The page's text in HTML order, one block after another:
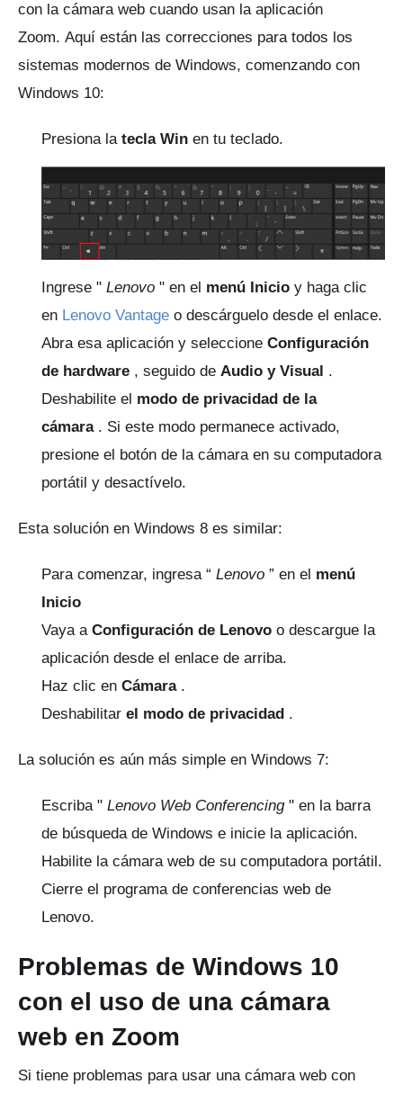
con la cámara web cuando usan la aplicación
Zoom. Aquí están las correcciones para todos los
sistemas modernos de Windows, comenzando con
Windows 10:
Presiona la tecla Win en tu teclado.
Ingrese " Lenovo " en el menú Inicio y haga clic
en Lenovo Vantage o descárguelo desde el enlace.
Abra esa aplicación y seleccione Configuración
de hardware , seguido de Audio y Visual .
Deshabilite el modo de privacidad de la
cámara. Si este modo permanece activado,
presione el botón de la cámara en su computadora
portátil y desactívelo.
Esta solución en Windows 8 es similar:
Para comenzar, ingresa “ Lenovo ” en el menú
Inicio
Vaya a Configuración de Lenovo o descargue la
aplicación desde el enlace de arriba.
Haz clic en Cámara.
Deshabilitar el modo de privacidad .
La solución es aún más simple en Windows 7:
Escriba " Lenovo Web Conferencing" en la barra
de búsqueda de Windows e inicie la aplicación.
Habilite la cámara web de su computadora portátil.
Cierre el programa de conferencias web de
Lenovo.
Problemas de Windows 10
con el uso de una cámara
web en Zoom
Si tiene problemas para usar una cámara web con